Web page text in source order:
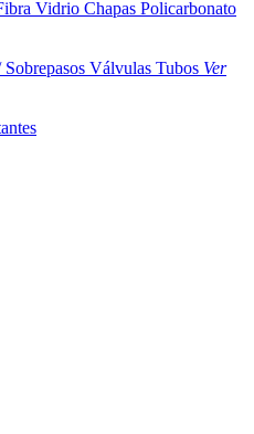
Vidrio Chapas Policarbonato
Válvulas Tubos Ver